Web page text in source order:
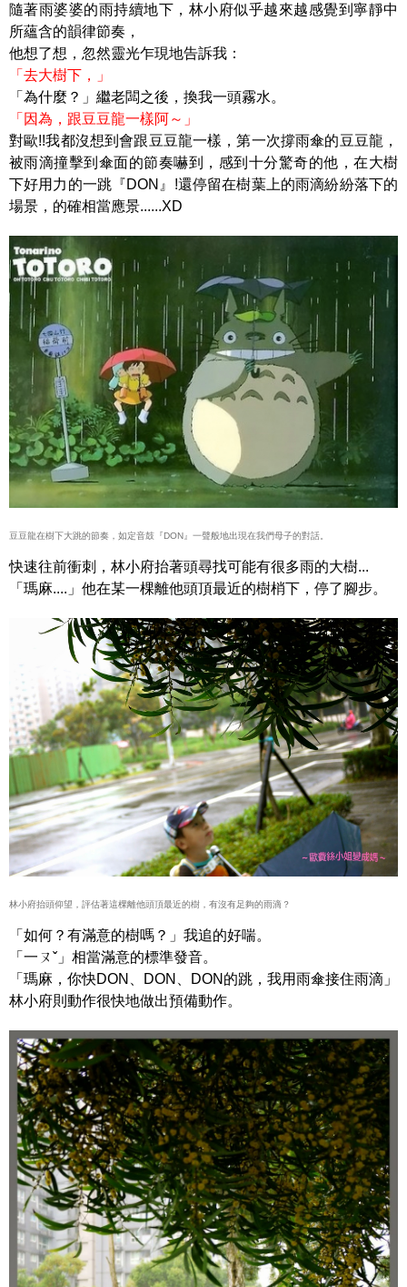
隨著雨婆婆的雨持續地下，林小府似乎越來越感覺到寧靜中
所蘊含的韻律節奏，
他想了想，忽然靈光乍現地告訴我：
「去大樹下，」
「為什麼？」繼老闆之後，換我一頭霧水。
「因為，跟豆豆龍一樣阿～」
對歐!!我都沒想到會跟豆豆龍一樣，第一次撐雨傘的豆豆龍，
被雨滴撞擊到傘面的節奏嚇到，感到十分驚奇的他，在大樹
下好用力的一跳『DON』!還停留在樹葉上的雨滴紛紛落下的
場景，的確相當應景......XD
豆豆龍在樹下大跳的節奏，如定音鼓『DON』一聲般地出現在我們母子的對話。
快速往前衝刺，林小府抬著頭尋找可能有很多雨的大樹...
「瑪麻....」他在某一棵離他頭頂最近的樹梢下，停了腳步。
林小府抬頭仰望，評估著這棵離他頭頂最近的樹，有沒有足夠的雨滴？
「如何？有滿意的樹嗎？」我追的好喘。
「一ㄡˇ」相當滿意的標準發音。
「瑪麻，你快DON、DON、DON的跳，我用雨傘接住雨滴」
林小府則動作很快地做出預備動作。